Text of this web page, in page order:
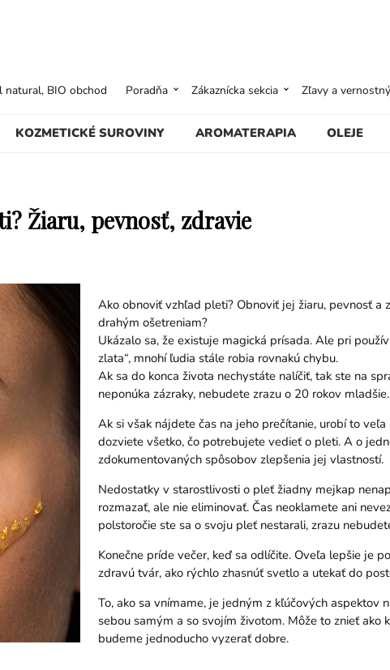
KOZMETICKÉ SUROVINY AROMATERAPIA OLEJE
natural, BIO obchod Poradňa Zákaznícka sekcia Zľavy a
Žiaru, pevnosť, zdravie
Ako obnoviť vzhľad pleti? Obnoviť jej žiaru, pevnosť a
drahým ošetreniam?
Ukázalo sa, že existuje magická prísada. Ale pri
zlata“, mnohí ľudia stále robia rovnakú chybu.
Ak sa do konca života nechystáte nalíčiť, tak ste na
neponúka zázraky, nebudete zrazu o 20 rokov mladšie.
Ak si však nájdete čas na jeho prečítanie, urobí to
dozviete všetko, čo potrebujete vedieť o pleti. A o
zdokumentovaných spôsobov zlepšenia jej vlastností.
Nedostatky v starostlivosti o pleť žiadny mejkap
rozmazať, ale nie eliminovať. Čas neoklamete ani
polstoročie ste sa o svoju pleť nestarali, zrazu
Konečne príde večer, keď sa odlíčite. Oveľa lepšie je
zdravú tvár, ako rýchlo zhasnúť svetlo a utekať do
To, ako sa vnímame, je jedným z kľúčových aspektov
sebou samým a so svojím životom. Môže to znieť ako
budeme jednoducho vyzerať dobre.